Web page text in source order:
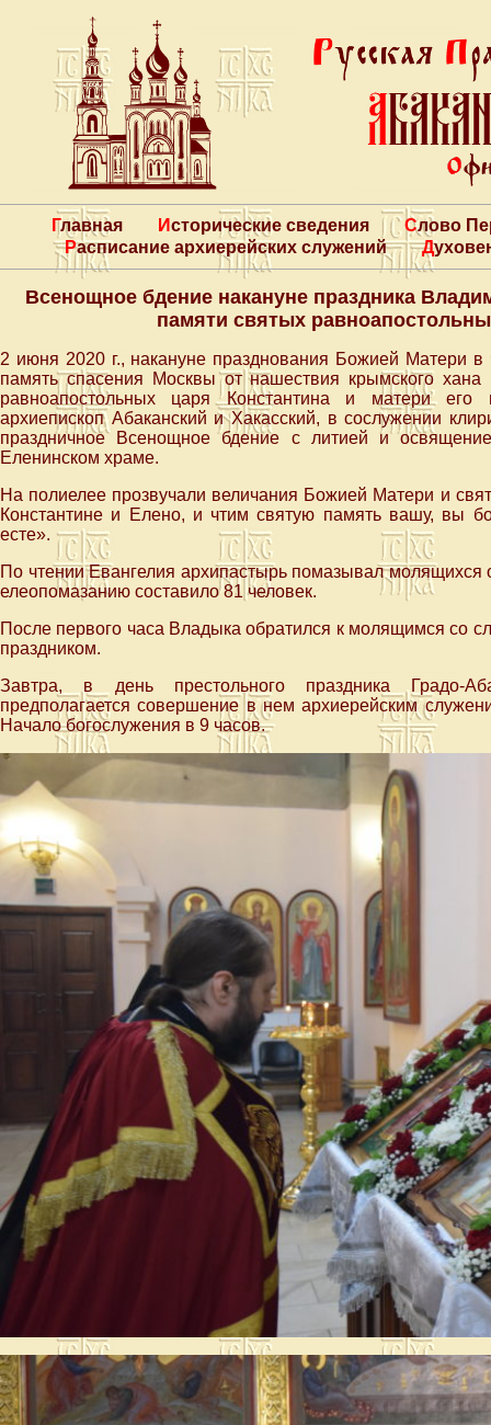
Главная Исторические сведения
Слово
Расписание архиерейских служений
Всенощное бдение накануне праздника
памяти святых
2 июня 2020 г., накануне празднования Божией Матери
память спасения Москвы от нашествия крымского
равноапостольных царя Константина и матери
архиепископ Абаканский и Хакасский, в сослужении
праздничное Всенощное бдение с литией и
Еленинском храме.
На полиелее прозвучали величания Божией Матери и
Константине и Елено, и чтим святую память вашу, вы
есте».
По чтении Евангелия архипастырь помазывал
елеопомазанию составило 81 человек.
После первого часа Владыка обратился к молящимся со
праздником.
Завтра, в день престольного праздника Градо-
предполагается совершение в нем архиерейским
Начало богослужения в 9 часов.